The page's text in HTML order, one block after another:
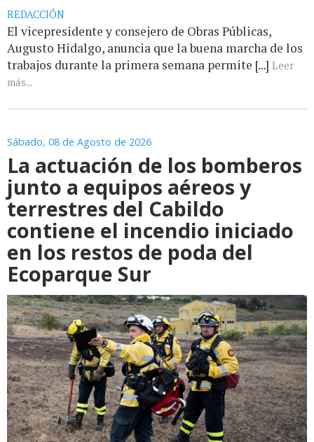
REDACCIÓN
El vicepresidente y consejero de Obras Públicas,
Augusto Hidalgo, anuncia que la buena marcha de los
trabajos durante la primera semana permite [...] Leer
más...
Sábado, 08 de Agosto de 2026
La actuación de los bomberos
junto a equipos aéreos y
terrestres del Cabildo
contiene el incendio iniciado
en los restos de poda del
Ecoparque Sur